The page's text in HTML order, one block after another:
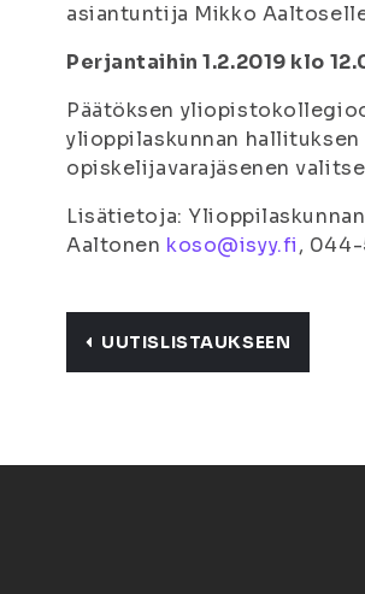
asiantuntija Mikko
Perjantaihin 1.2.2019 klo
Päätöksen
ylioppilaskunnan
opiskelijavarajäsenen
Lisätietoja:
Aaltonen koso@isyy.fi, 044-
UUTISLISTAUKSEEN